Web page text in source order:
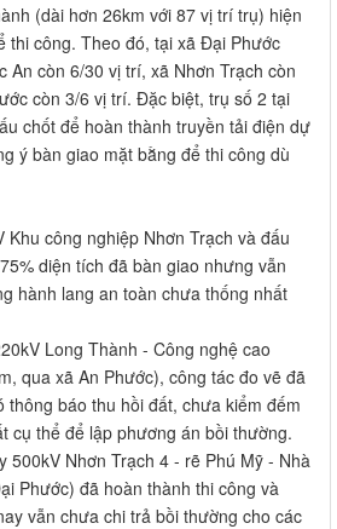
(dài hơn 26km với 87 vị trí trụ) hiện
thi công. Theo đó, tại xã Đại Phước
An còn 6/30 vị trí, xã Nhơn Trạch còn
còn 3/6 vị trí. Đặc biệt, trụ số 2 tại
chốt để hoàn thành truyền tải điện dự
ý bàn giao mặt bằng để thi công dù
Khu công nghiệp Nhơn Trạch và đấu
diện tích đã bàn giao nhưng vẫn
hành lang an toàn chưa thống nhất
Long Thành - Công nghệ cao
qua xã An Phước), công tác đo vẽ đã
thông báo thu hồi đất, chưa kiểm đếm
cụ thể để lập phương án bồi thường.
500kV Nhơn Trạch 4 - rẽ Phú Mỹ - Nhà
Phước) đã hoàn thành thi công và
vẫn chưa chi trả bồi thường cho các